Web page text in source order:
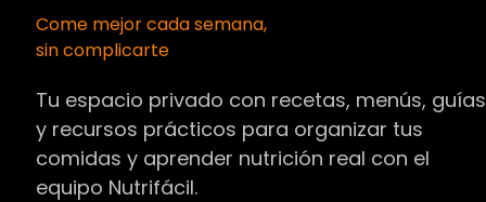
Come mejor cada semana,
sin complicarte
Tu espacio privado con recetas, menús, guías
y recursos prácticos para organizar tus
comidas y aprender nutrición real con el
equipo Nutrifácil.